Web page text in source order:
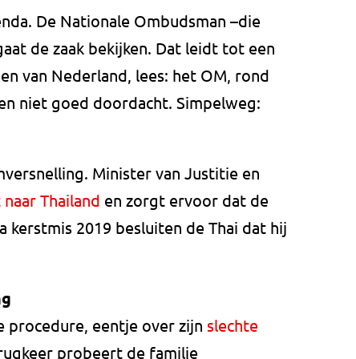
De Nationale Ombudsman –die
de zaak bekijken. Dat leidt tot een
van Nederland, lees: het OM, rond
niet goed doordacht. Simpelweg:
Minister van Justitie en
Thailand en zorgt ervoor dat de
2019 besluiten de Thai dat hij
procedure, eentje over zijn slechte
probeert de familie